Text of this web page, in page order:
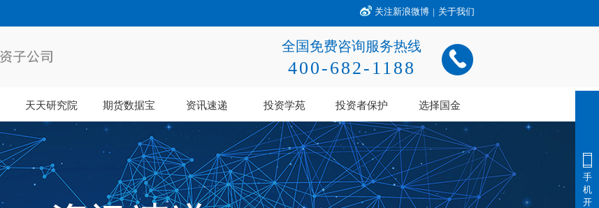
关注新浪微博 | 关于我们
全国免费咨询服务热线
400-682-1188
天天研究院 期货数据宝 资讯速递 投资学苑 投资者保护 选择国金
手
机
开